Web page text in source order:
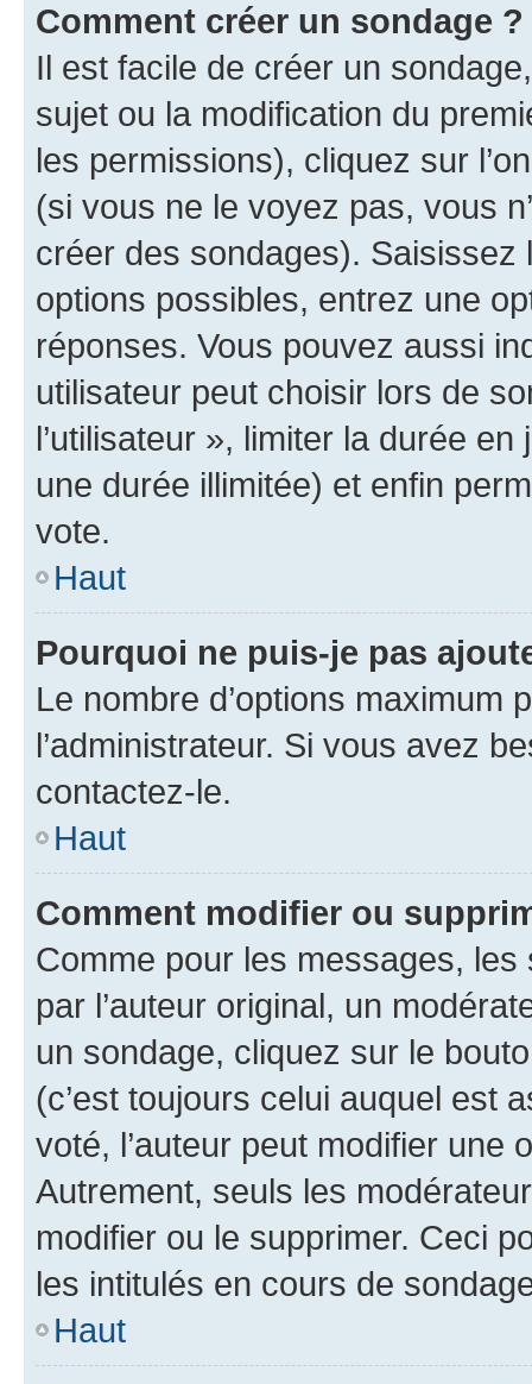
Comment créer un sondage ?
Il est facile de créer un
sujet ou la modification du
les permissions), cliquez sur
(si vous ne le voyez pas, vous
créer des sondages).
options possibles, entrez une
réponses. Vous pouvez aussi
utilisateur peut choisir lors de
l’utilisateur », limiter la durée
une durée illimitée) et enfin
vote.
Haut
Pourquoi ne puis-je pas
Le nombre d’options maximum
l’administrateur. Si vous avez
contactez-le.
Haut
Comment modifier ou
Comme pour les messages,
par l’auteur original, un
un sondage, cliquez sur le
(c’est toujours celui auquel est
voté, l’auteur peut modifier une
Autrement, seuls les
modifier ou le supprimer. Ceci
les intitulés en cours de
Haut